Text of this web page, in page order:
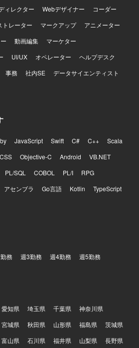
ィレクター Webデザイナー
コーダー
トレーター マークアップ
アニメーター
動画編集
マーケター
UI/UX オペレーター
ヘルプデスク
事務 社内SE
データサイエンティスト
JavaScript Swift C# C++
Scala
CSS Objective-C Android
VB.NET
PL/SQL COBOL PL/I
RPG
アセンブラ Go言語 Kotlin
TypeScript
務 週3勤務 週4勤務 週5勤務
愛知県 埼玉県 千葉県
神奈川県
宮城県 秋田県 山形県 福島県
茨城県
富山県 石川県 福井県 山梨県 長野県